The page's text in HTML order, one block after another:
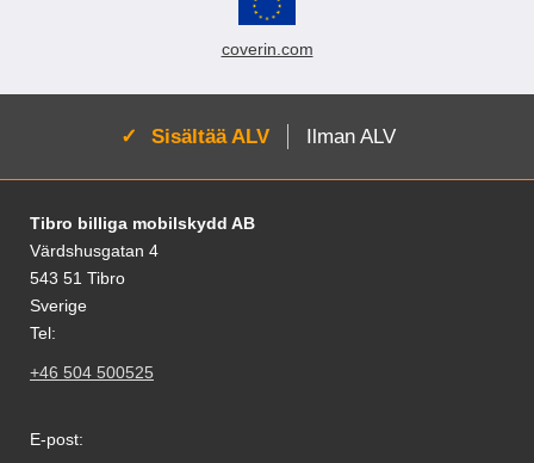
coverin.com
Aktivoi:
Sisältää ALV Ilman ALV
Alatunnisteen sisältö Sekalaista tietoa ja
Tibro billiga mobilskydd AB
Värdshusgatan 4
543 51 Tibro
Sverige
Tel:
+46 504 500525
E-post: